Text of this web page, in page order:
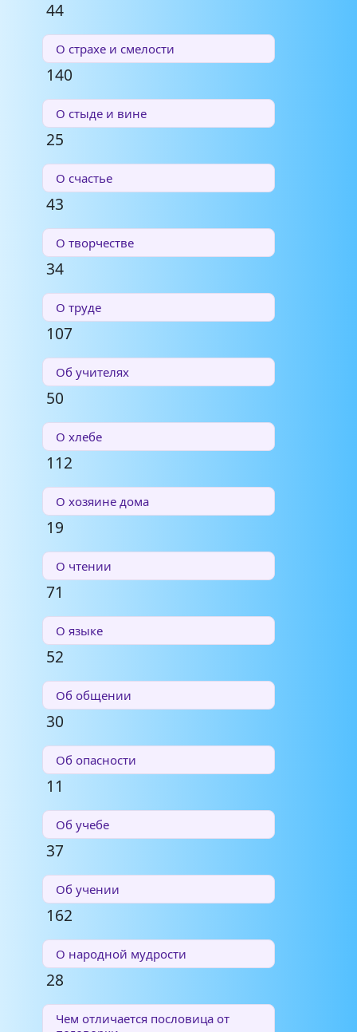
44
О страхе и смелости
140
О стыде и вине
25
О счастье
43
О творчестве
34
О труде
107
Об учителях
50
О хлебе
112
О хозяине дома
19
О чтении
71
О языке
52
Об общении
30
Об опасности
11
Об учебе
37
Об учении
162
О народной мудрости
28
Чем отличается пословица от